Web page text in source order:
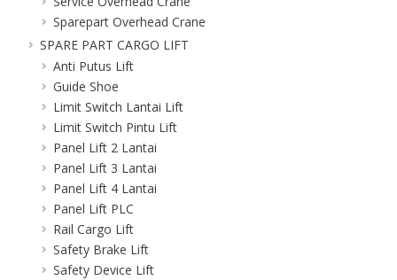
Sparepart Overhead Crane
SPARE PART CARGO LIFT
Anti Putus Lift
Guide Shoe
Limit Switch Lantai Lift
Limit Switch Pintu Lift
Panel Lift 2 Lantai
Panel Lift 3 Lantai
Panel Lift 4 Lantai
Panel Lift PLC
Rail Cargo Lift
Safety Brake Lift
Safety Device Lift